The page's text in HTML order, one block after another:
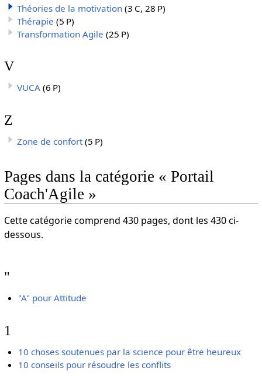
Théories de la motivation (3 C, 28 P)
Thérapie (5 P)
Transformation Agile (25 P)
V
VUCA (6 P)
Z
Zone de confort (5 P)
Pages dans la catégorie « Portail
Coach'Agile »
Cette catégorie comprend 430 pages, dont les 430 ci-
dessous.
"
"A" pour Attitude
1
10 choses soutenues par la science pour être heureux
10 conseils pour résoudre les conflits